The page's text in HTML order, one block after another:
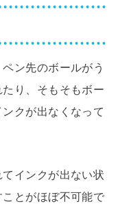
ン先のボールがう
り、そもそもボー
クが出なくなって
インクが出ない状
とがほぼ不可能で